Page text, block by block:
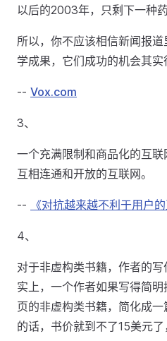
以后的2003年，只剩下一种
所以，你不应该相信新闻报
学成果，它们成功的机会其实
-- Vox.com
3、
一个充满限制和商品化的互
互相连通和开放的互联网。
-- 《对抗越来越不利于用户的
4、
对于非虚构类书籍，作者的
实上，一个作者如果写得简
页的非虚构类书籍，简化成
的话，书价就到不了15美元了